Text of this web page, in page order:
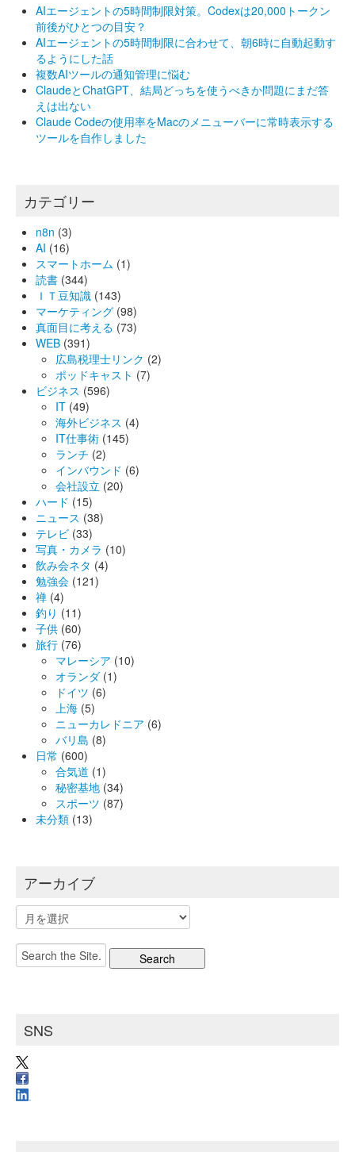
AIエージェントの5時間制限対策。Codexは20,000トークン
前後がひとつの目安？
AIエージェントの5時間制限に合わせて、朝6時に自動起動す
るようにした話
複数AIツールの通知管理に悩む
ClaudeとChatGPT、結局どっちを使うべきか問題にまだ答
えは出ない
Claude Codeの使用率をMacのメニューバーに常時表示する
ツールを自作しました
カテゴリー
n8n (3)
AI (16)
スマートホーム (1)
読書 (344)
ＩＴ豆知識 (143)
マーケティング (98)
真面目に考える (73)
WEB (391)
広島税理士リンク (2)
ポッドキャスト (7)
ビジネス (596)
IT (49)
海外ビジネス (4)
IT仕事術 (145)
ランチ (2)
インバウンド (6)
会社設立 (20)
ハード (15)
ニュース (38)
テレビ (33)
写真・カメラ (10)
飲み会ネタ (4)
勉強会 (121)
禅 (4)
釣り (11)
子供 (60)
旅行 (76)
マレーシア (10)
オランダ (1)
ドイツ (6)
上海 (5)
ニューカレドニア (6)
バリ島 (8)
日常 (600)
合気道 (1)
秘密基地 (34)
スポーツ (87)
未分類 (13)
アーカイブ
ア
ー
カ
イ
Search
for:
SNS